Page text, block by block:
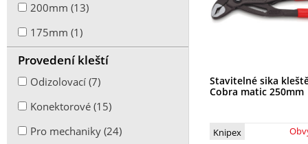
Stavitelné sika
Cobra matic 250mm
Knipex
200mm (13)
175mm (1)
150mm (6)
300mm (11)
270mm (1)
560mm (1)
Provedení kleští
Odizolovací (7)
Konektorové (15)
Pro mechaniky (24)